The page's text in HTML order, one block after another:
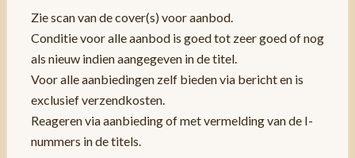
Zie scan van de cover(s) voor aanbod.
Conditie voor alle aanbod is goed tot zeer goed of nog
als nieuw indien aangegeven in de titel.
Voor alle aanbiedingen zelf bieden via bericht en is
exclusief verzendkosten.
Reageren via aanbieding of met vermelding van de I-
nummers in de titels.